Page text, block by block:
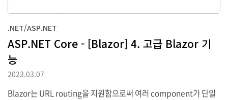
.NET/ASP.NET
ASP.NET Core - [Blazor] 4. 고급 Blazor 기
능
2023.03.07
Blazor는 URL routing을 지원함으로써 여러 component가 단일